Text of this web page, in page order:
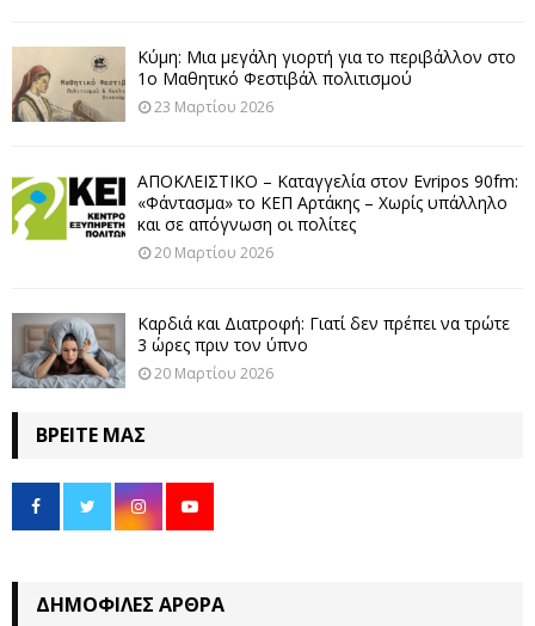
Κύμη: Μια μεγάλη γιορτή για το περιβάλλον στο
1ο Μαθητικό Φεστιβάλ πολιτισμού
23 Μαρτίου 2026
ΑΠΟΚΛΕΙΣΤΙΚΟ – Καταγγελία στον Evripos 90fm:
«Φάντασμα» το ΚΕΠ Αρτάκης – Χωρίς υπάλληλο
και σε απόγνωση οι πολίτες
20 Μαρτίου 2026
Καρδιά και Διατροφή: Γιατί δεν πρέπει να τρώτε
3 ώρες πριν τον ύπνο
20 Μαρτίου 2026
ΒΡΕΊΤΕ ΜΑΣ
ΔΗΜΟΦΙΛΈΣ ΆΡΘΡΑ